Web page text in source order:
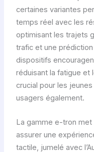
certaines variantes
temps réel avec les
optimisant les trajets
trafic et une
dispositifs
réduisant la fatigue et
crucial pour les
usagers également.
La gamme e-tron met
assurer une
tactile, jumelé avec